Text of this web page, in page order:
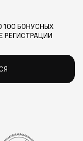
100 БОНУСНЫХ
РЕГИСТРАЦИИ